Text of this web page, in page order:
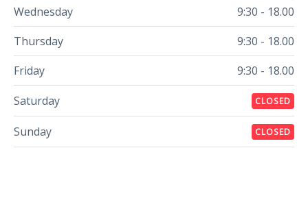
Wednesday
9:30 - 18.00
Thursday
9:30 - 18.00
Friday
9:30 - 18.00
Saturday
CLOSED
Sunday CLOSED